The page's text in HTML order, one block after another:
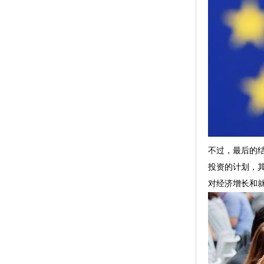
不过，最后的
投资的计划，
对经济增长和